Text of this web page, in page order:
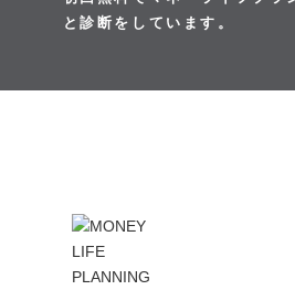
と診断をしています。